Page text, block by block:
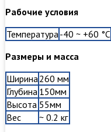
Рабочие условия
Температура-40 ~ +60 °C
Размеры и масса
Ширина260 мм
Глубина 150мм
Высота 55мм
Вес
~ 0.2 кг